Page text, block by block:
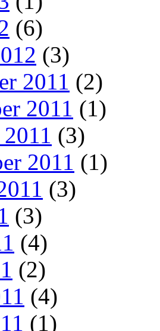
(6)
(3)
2011 (2)
2011 (1)
(3)
2011 (1)
(3)
(3)
(4)
(2)
(4)
(1)